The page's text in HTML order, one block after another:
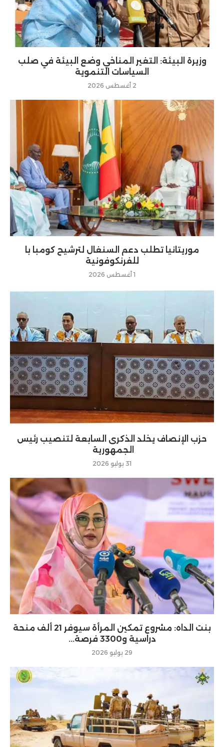
وزيرة البيئة: التغير المناخي وضع البيئة في صلب
السياسات التنموية
2 أغسطس 2026
موريتانيا تطلب دعم السنغال لترشيح كومبا با
للفرنكوفونية
1 أغسطس 2026
حزب الإنصاف يخلد الذكرى السابعة لتنصيب رئيس
الجمهورية
31 يوليو 2026
بنت الداه: مشروع تمكين المرأة سيوفر 21 ألف منحة
دراسية و3300 فرصة...
29 يوليو 2026